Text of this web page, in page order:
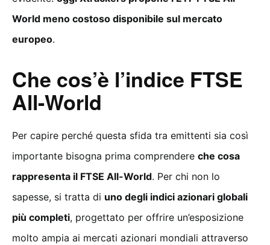
World meno costoso disponibile sul mercato
europeo.
Che cos’è l’indice FTSE
All-World
Per capire perché questa sfida tra emittenti sia così
importante bisogna prima comprendere che cosa
rappresenta il FTSE All-World. Per chi non lo
sapesse, si tratta di uno degli indici azionari globali
più completi, progettato per offrire un’esposizione
molto ampia ai mercati azionari mondiali attraverso